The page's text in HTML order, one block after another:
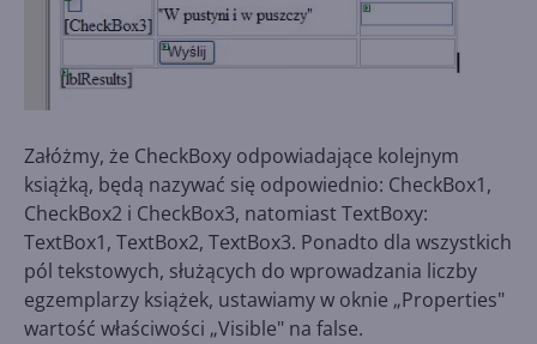
Załóżmy, że CheckBoxy odpowiadające kolejnym
książką, będą nazywać się odpowiednio: CheckBox1,
CheckBox2 i CheckBox3, natomiast TextBoxy:
TextBox1, TextBox2, TextBox3. Ponadto dla wszystkich
pól tekstowych, służących do wprowadzania liczby
egzemplarzy książek, ustawiamy w oknie „Properties"
wartość właściwości „Visible" na false.